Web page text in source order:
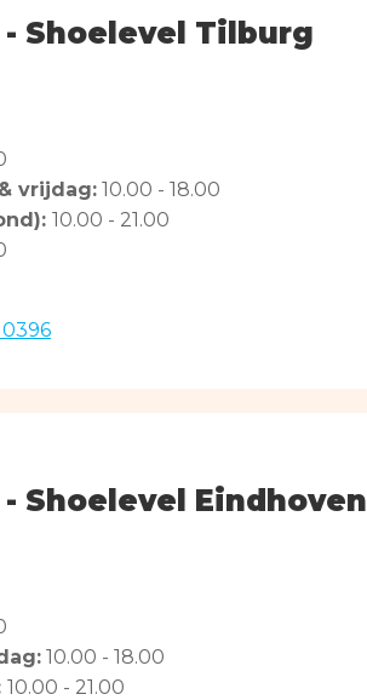
Shoelevel Tilburg
vrijdag: 10.00 - 18.00
10.00 - 21.00
0396
Shoelevel Eindhoven
10.00 - 18.00
10.00 - 21.00